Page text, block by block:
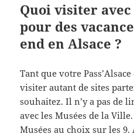
Quoi visiter avec
pour des
end en Alsace ?
Tant que votre
visiter autant de sites
souhaitez. Il n’y a pas de
avec les Musées de la
Musées au choix sur les